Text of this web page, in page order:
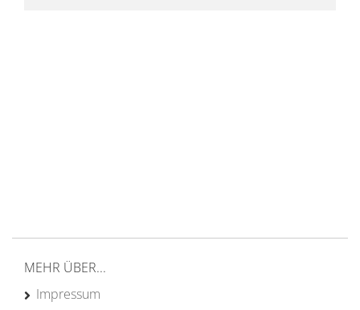
MEHR ÜBER...
Impressum